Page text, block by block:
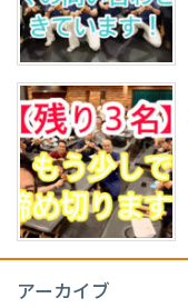
アーカイブ